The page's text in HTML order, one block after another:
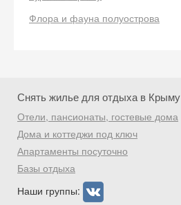
Флора и фауна полуострова
Снять жилье для отдыха в Крыму
Отели, пансионаты, гостевые дома
Дома и коттеджи под ключ
Апартаменты посуточно
Базы отдыха
Наши группы: